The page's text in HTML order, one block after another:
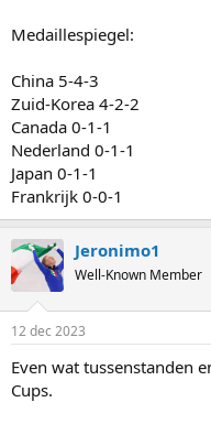
Medaillespiegel:
China 5-4-3
Zuid-Korea 4-2-2
Canada 0-1-1
Nederland 0-1-1
Japan 0-1-1
Frankrijk 0-0-1
Jeronimo1
Well-Known Member
12 dec 2023
Even wat tussenstanden
Cups.